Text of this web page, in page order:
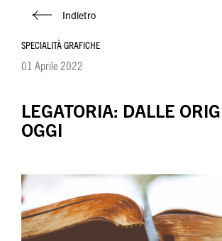
Indietro
SPECIALITÀ GRAFICHE
01 Aprile 2022
LEGATORIA: DALLE
OGGI